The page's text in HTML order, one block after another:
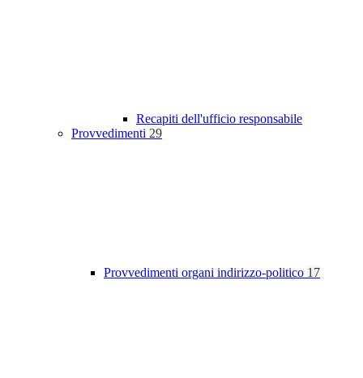
Recapiti dell'ufficio responsabile
Provvedimenti 29
Provvedimenti organi indirizzo-politico 17